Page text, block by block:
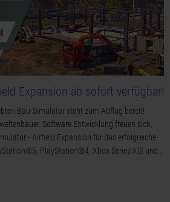
Expansion ab sofort verfügbar!
Bau-Simulator steht zum Abflug bereit!
Software Entwicklung freuen sich,
- Airfield Expansion für das erfolgreiche
PlayStation®4, Xbox Series X|S und…